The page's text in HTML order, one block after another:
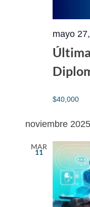
mayo
$40,000
noviembre 2025
MAR
11